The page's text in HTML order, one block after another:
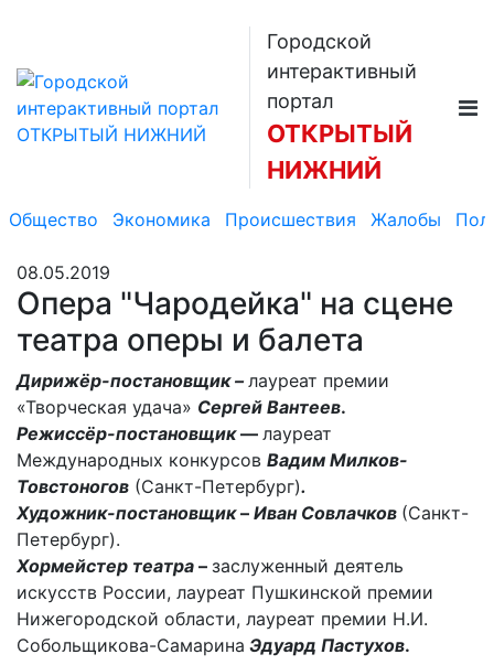
Городской
интерактивный
портал
ОТКРЫТЫЙ
НИЖНИЙ
Общество Экономика Происшествия Жалобы
08.05.2019
Опера "Чародейка" на сцене
театра оперы и балета
Дирижёр-постановщик –лауреат премии
«Творческая удача» Сергей Вантеев.
Режиссёр-постановщик— лауреат
Международных конкурсов Вадим Милков-
Товстоногов (Санкт-Петербург).
Художник-постановщик– Иван Совлачков (Санкт-
Петербург).
Хормейстер театра – заслуженный деятель
искусств России, лауреат Пушкинской премии
Нижегородской области, лауреат премии Н.И.
Собольщикова-Самарина Эдуард Пастухов.